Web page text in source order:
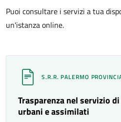
Puoi consultare i servizi a tua
un'istanza online.
S.R.R. PALERMO
Trasparenza nel servizio
urbani e assimilati